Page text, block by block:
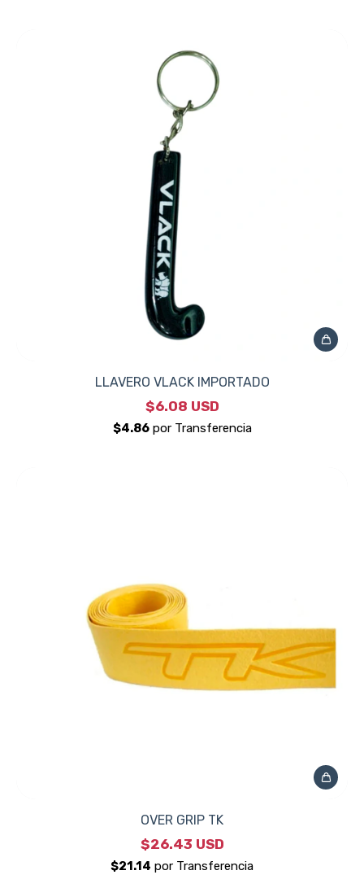
LLAVERO VLACK IMPORTADO
$6.08 USD
OVER GRIP TK
$26.43 USD